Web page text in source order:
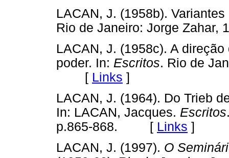
LACAN, J. (1958b).
Rio de Janeiro: Jorge
LACAN, J. (1958c). A
poder. In: Escritos. Rio de
[ Links ]
LACAN, J. (1964). Do Trieb
In: LACAN, Jacques. Escritos
p.865-868. [ Links ]
LACAN, J. (1997). O